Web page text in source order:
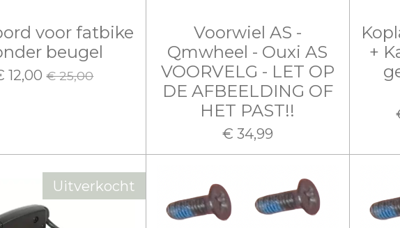
voor fatbike
beugel
12,00 € 25,00
Voorwiel AS -
Qmwheel - Ouxi AS
VOORVELG - LET OP
DE AFBEELDING OF
HET PAST!!
€ 34,99
+
Uitverkocht